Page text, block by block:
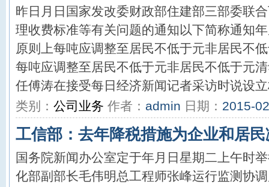
昨日月日国家发改委财政部住建部三部委联
理收费标准等有关问题的通知以下简称通知
原则上每吨应调整至居民不低于元非居民不
每吨应调整至居民不低于元非居民不低于元
任傅涛在接受每日经济新闻记者采访时说设
类别： 公司业务 作者： admin 日期： 2015-
工信部：去年降税措施为企业和居民
国务院新闻办公室定于年月日星期二上午时
化部副部长毛伟明总工程师张峰运行监测协